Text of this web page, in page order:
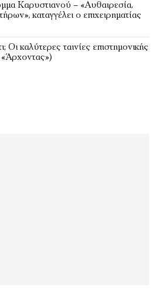
Καρυστιανού – «Αυθαιρεσία,
καταγγέλει ο επιχειρηματίας
καλύτερες ταινίες επιστημονικής
«Άρχοντας»)